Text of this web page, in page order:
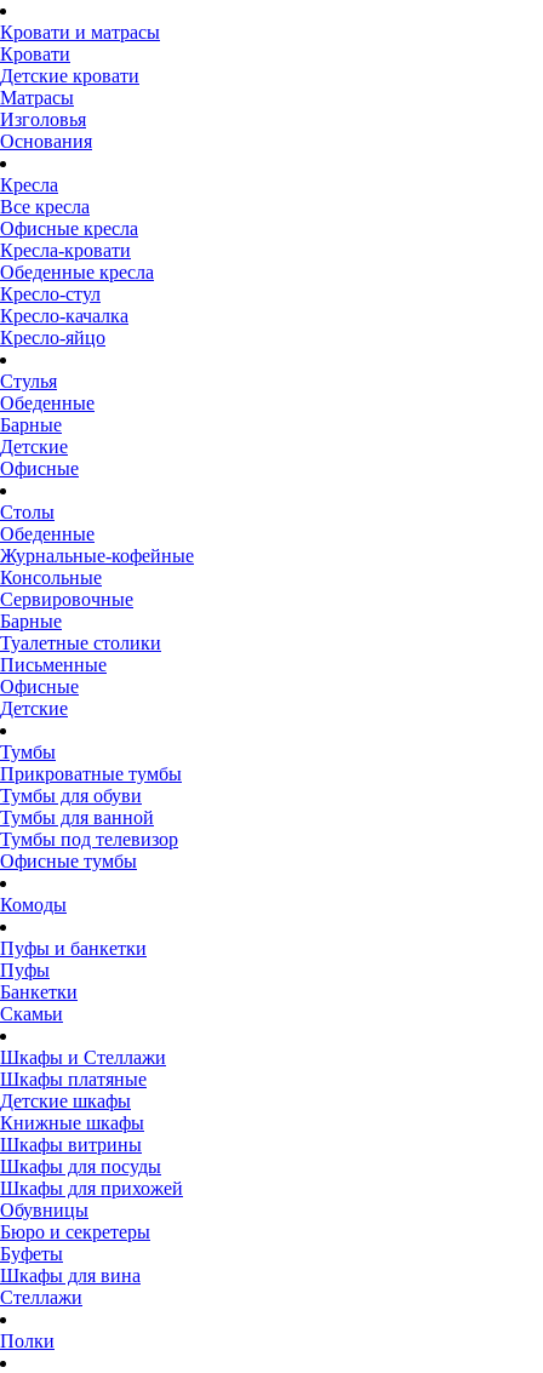
Кровати и матрасы
Кровати
Детские кровати
Матрасы
Изголовья
Основания
Кресла
Все кресла
Офисные кресла
Кресла-кровати
Обеденные кресла
Кресло-стул
Кресло-качалка
Кресло-яйцо
Стулья
Обеденные
Барные
Детские
Офисные
Столы
Обеденные
Журнальные-кофейные
Консольные
Сервировочные
Барные
Туалетные столики
Письменные
Офисные
Детские
Тумбы
Прикроватные тумбы
Тумбы для обуви
Тумбы для ванной
Тумбы под телевизор
Офисные тумбы
Комоды
Пуфы и банкетки
Пуфы
Банкетки
Скамьи
Шкафы и Стеллажи
Шкафы платяные
Детские шкафы
Книжные шкафы
Шкафы витрины
Шкафы для посуды
Шкафы для прихожей
Обувницы
Бюро и секретеры
Буфеты
Шкафы для вина
Стеллажи
Полки